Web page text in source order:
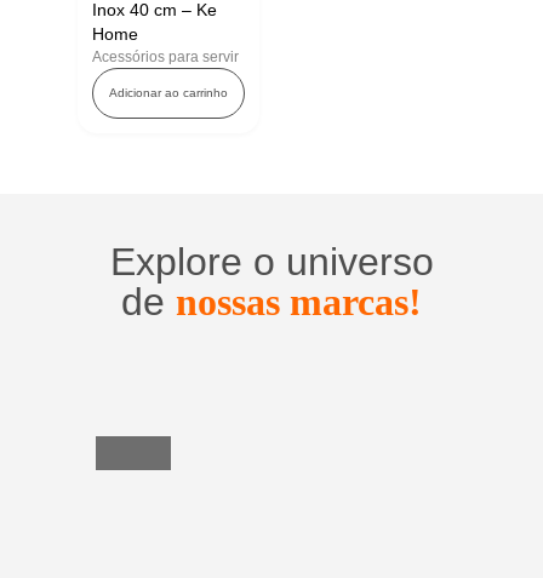
Inox 40 cm – Ke
Home
Acessórios para servir
Adicionar ao carrinho
Explore o universo
de nossas marcas!